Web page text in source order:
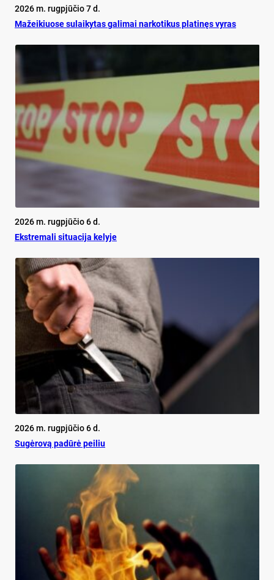
2026 m. rugpjūčio 7 d.
Mažeikiuose sulaikytas galimai narkotikus platinęs vyras
2026 m. rugpjūčio 6 d.
Ekst­re­ma­li si­tua­ci­ja ke­ly­je
2026 m. rugpjūčio 6 d.
Su­gė­ro­vą pa­dū­rė pei­liu